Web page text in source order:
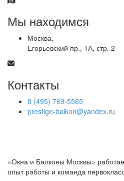
Мы находимся
Москва,
Егорьевский пр., 1А, стр. 2
Контакты
8 (495) 769-5565
prestige-balkon@yandex.ru
«Окна и Балконы Москвы»
опыт работы и команда